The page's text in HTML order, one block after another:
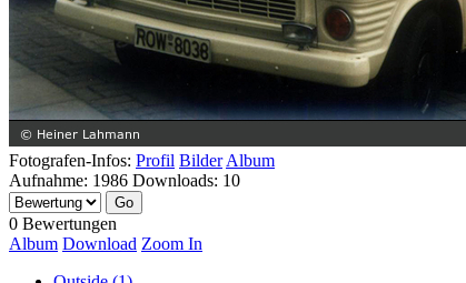
Fotografen-Infos: Profil Bilder Album
Aufnahme: 1986 Downloads: 10
0 Bewertungen
Album Download Zoom In